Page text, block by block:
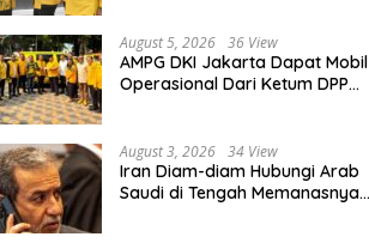
Berkualitas
August 5, 2026 36 View
AMPG DKI Jakarta Dapat Mobil
Operasional Dari Ketum DPP
August 3, 2026 34 View
Iran Diam-diam Hubungi Arab
Saudi di Tengah Memanasnya